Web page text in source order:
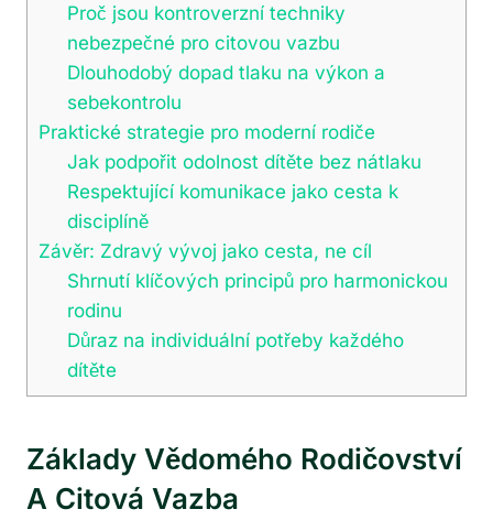
Proč jsou kontroverzní techniky
nebezpečné pro citovou vazbu
Dlouhodobý dopad tlaku na výkon a
sebekontrolu
Praktické strategie pro moderní rodiče
Jak podpořit odolnost dítěte bez nátlaku
Respektující komunikace jako cesta k
disciplíně
Závěr: Zdravý vývoj jako cesta, ne cíl
Shrnutí klíčových principů pro harmonickou
rodinu
Důraz na individuální potřeby každého
dítěte
Základy Vědomého Rodičovství
A Citová Vazba